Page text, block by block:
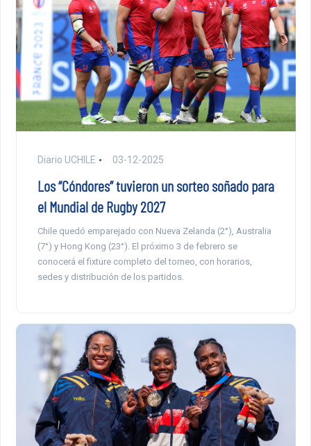
Diario UCHILE 03-12-2025
Los “Cóndores” tuvieron un sorteo soñado para
el Mundial de Rugby 2027
Chile quedó emparejado con Nueva Zelanda (2°), Australia
(7°) y Hong Kong (23°). El próximo 3 de febrero se
conocerá el fixture completo del torneo, con horarios,
sedes y distribución de los partidos.